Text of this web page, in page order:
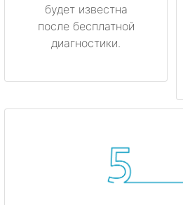
будет известна
после бесплатной
диагностики.